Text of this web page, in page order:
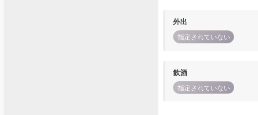
外出
指定されていない
飲酒
指定されていない